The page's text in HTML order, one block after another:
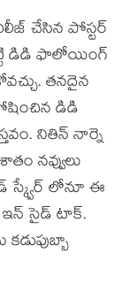
చేసిన పోస్టర్
డిడి ఫాలోయింగ్
తనదైన
డిడి
నితిన్ నార్నె
నవ్వులు
స్క్వేర్ లోనూ ఈ
ఇన్ సైడ్ టాక్.